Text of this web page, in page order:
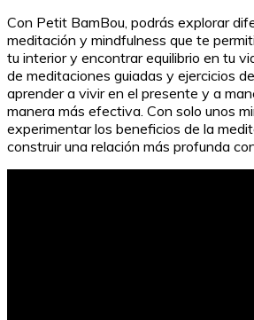
Con Petit BamBou, podrás explorar
meditación y mindfulness que te
tu interior y encontrar equilibrio en tu
de meditaciones guiadas y ejercicios
aprender a vivir en el presente y a
manera más efectiva. Con solo unos
experimentar los beneficios de la
construir una relación más profunda